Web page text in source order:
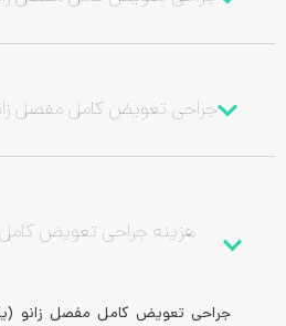
جراحی تعويض كامل مفصل
هزینه جراحی تعويض
جراحی تعویض کامل مفصل زانو